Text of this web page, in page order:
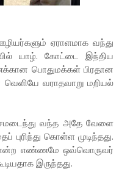
ஏராளமாக வந்து
யாழ். கோட்டை இந்திய
பொதுமக்கள் பிரதான
வராதவாறு மறியல்
வந்த அதே வேளை
புரிந்து கொள்ள முடிந்தது.
என்ற எண்ணமே ஒவ்வொருவர்
இருந்தது.